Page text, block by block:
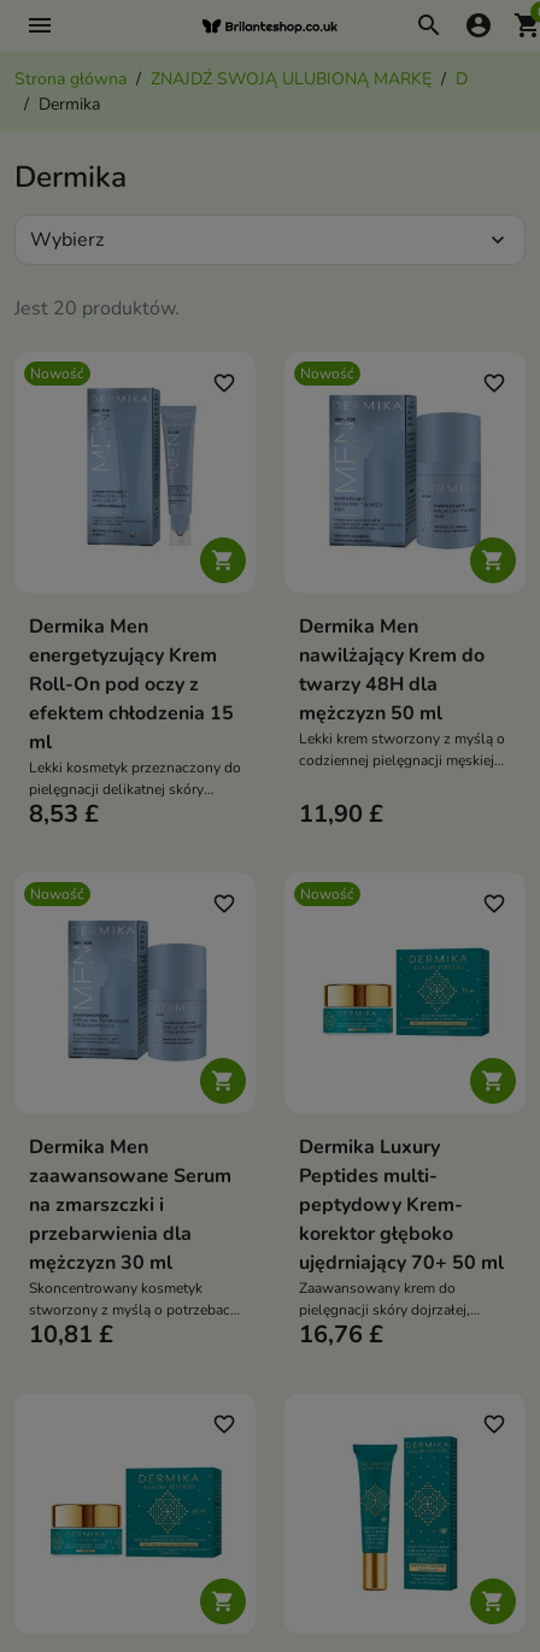
menu search account_circle
Strona główna ZNAJDŹ SWOJĄ ULUBIONĄ MARKĘ
D
Dermika
Dermika
Jest 20 produktów.
Wybierz expand_more
Nowość

favorite_border
Dermika Men
energetyzujący Krem
Roll-On pod oczy z
efektem chłodzenia 15
ml
Lekki kosmetyk przeznaczony do
pielęgnacji delikatnej skóry
wokół oczu.
8,53 £
Nowość

favorite_border
Dermika Men
nawilżający Krem do
twarzy 48H dla
mężczyzn 50 ml
Lekki krem stworzony z myślą o
codziennej pielęgnacji męskiej
11,90 £
Nowość

favorite_border
Dermika Men
zaawansowane Serum
na zmarszczki i
przebarwienia dla
mężczyzn 30 ml
Skoncentrowany kosmetyk
stworzony z myślą o potrzebach
męskiej skóry.
10,81 £
Nowość

favorite_border
Dermika Luxury
Peptides multi-
peptydowy Krem-
korektor głęboko
ujędrniający 70+ 50 ml
Zaawansowany krem do
pielęgnacji skóry dojrzałej,
opracowany z myślą o
16,76 £

favorite_border

favorite_border